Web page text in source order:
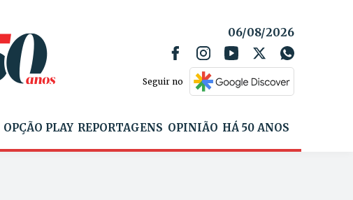
06/08/2026
Seguir no
OPÇÃO PLAY REPORTAGENS OPINIÃO HÁ 50 ANOS